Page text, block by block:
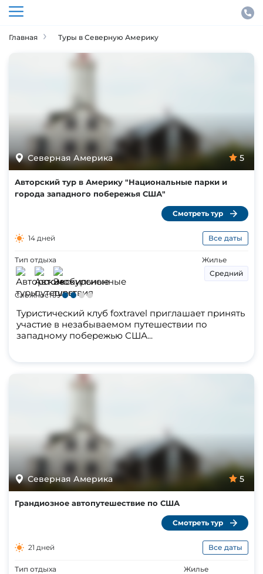
Главная Туры в Северную Америку
Северная Америка 5
Авторский тур в Америку "Национальные парки и
города западного побережья США"
Смотреть тур
14 дней Все даты
Тип отдыха
Жилье
Средний
Сложность
Туристический клуб foxtravel приглашает принять
участие в незабываемом путешествии по
западному побережью США...
Северная Америка 5
Грандиозное автопутешествие по США
Смотреть тур
21 дней Все даты
Тип отдыха
Жилье